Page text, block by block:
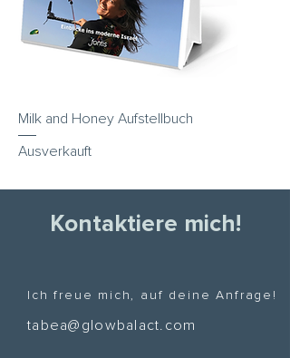
Milk and Honey Aufstellbuch
Ausverkauft
Kontaktiere mich!
Ich freue mich, auf deine Anfrage!
tabea@glowbalact.com